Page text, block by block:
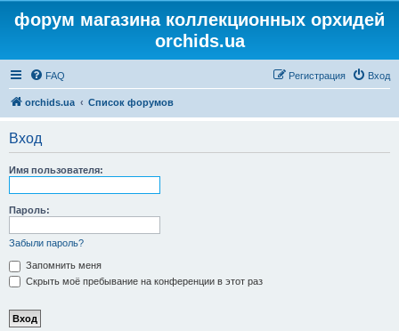
форум магазина коллекционных орхидей
orchids.ua
FAQ Вход
Регистрация
orchids.ua Список форумов
Вход
Имя пользователя:
Пароль:
Забыли пароль?
Запомнить меня
Скрыть моё пребывание на конференции в этот раз